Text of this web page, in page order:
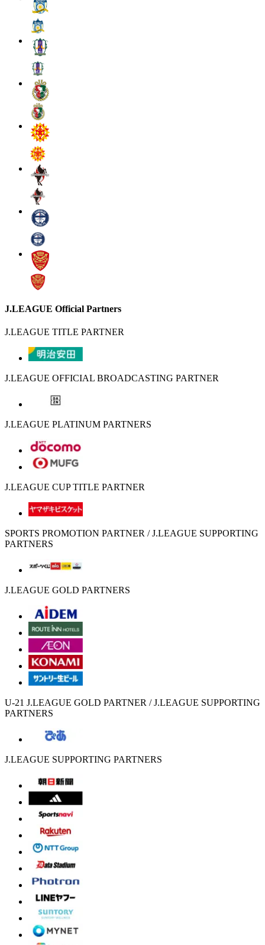
J.LEAGUE Official Partners
J.LEAGUE TITLE PARTNER
J.LEAGUE OFFICIAL BROADCASTING PARTNER
J.LEAGUE PLATINUM PARTNERS
J.LEAGUE CUP TITLE PARTNER
SPORTS PROMOTION PARTNER / J.LEAGUE SUPPORTING
PARTNERS
J.LEAGUE GOLD PARTNERS
U-21 J.LEAGUE GOLD PARTNER / J.LEAGUE SUPPORTING
PARTNERS
J.LEAGUE SUPPORTING PARTNERS